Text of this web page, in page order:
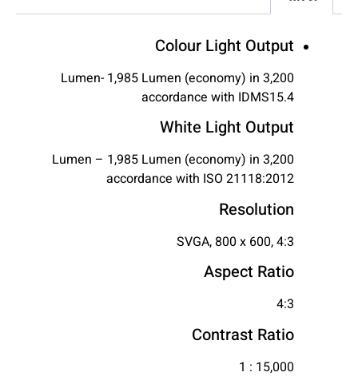
Colour Light Output
3,200 Lumen- 1,985 Lumen (economy) in
accordance with IDMS15.4
White Light Output
3,200 Lumen – 1,985 Lumen (economy) in
accordance with ISO 21118:2012
Resolution
SVGA, 800 x 600, 4:3
Aspect Ratio
4:3
Contrast Ratio
15,000 : 1